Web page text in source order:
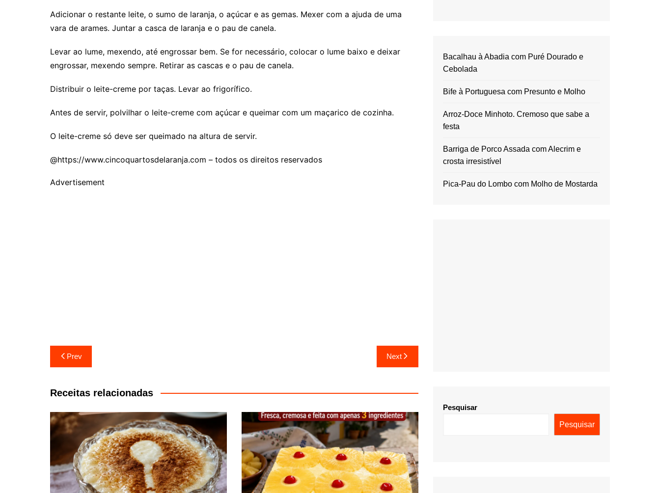
Adicionar o restante leite, o sumo de laranja, o açúcar e as gemas. Mexer com a ajuda de uma
vara de arames. Juntar a casca de laranja e o pau de canela.
Levar ao lume, mexendo, até engrossar bem. Se for necessário, colocar o lume baixo e deixar
engrossar, mexendo sempre. Retirar as cascas e o pau de canela.
Distribuir o leite-creme por taças. Levar ao frigorífico.
Antes de servir, polvilhar o leite-creme com açúcar e queimar com um maçarico de cozinha.
O leite-creme só deve ser queimado na altura de servir.
@https://www.cincoquartosdelaranja.com – todos os direitos reservados
Advertisement
Navegação
de
artigos
Prev Next
Receitas relacionadas
Bacalhau à Abadia com Puré Dourado e
Cebolada
Bife à Portuguesa com Presunto e Molho
Arroz-Doce Minhoto. Cremoso que sabe a
festa
Barriga de Porco Assada com Alecrim e
crosta irresistível
Pica-Pau do Lombo com Molho de Mostarda
Pesquisar
Pesquisar